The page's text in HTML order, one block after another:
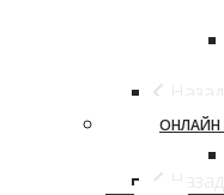
Назад
ОНЛАЙН
Назад